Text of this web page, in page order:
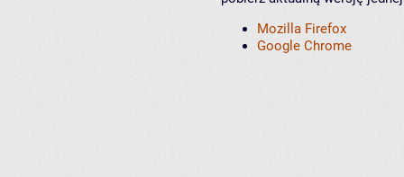
Mozilla Firefox
Google Chrome